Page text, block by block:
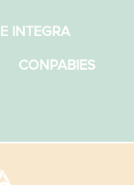
INTEGRA
CONPABIES